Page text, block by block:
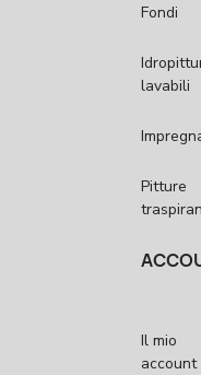
Fondi
lavabili
Pitture
Il mio
account